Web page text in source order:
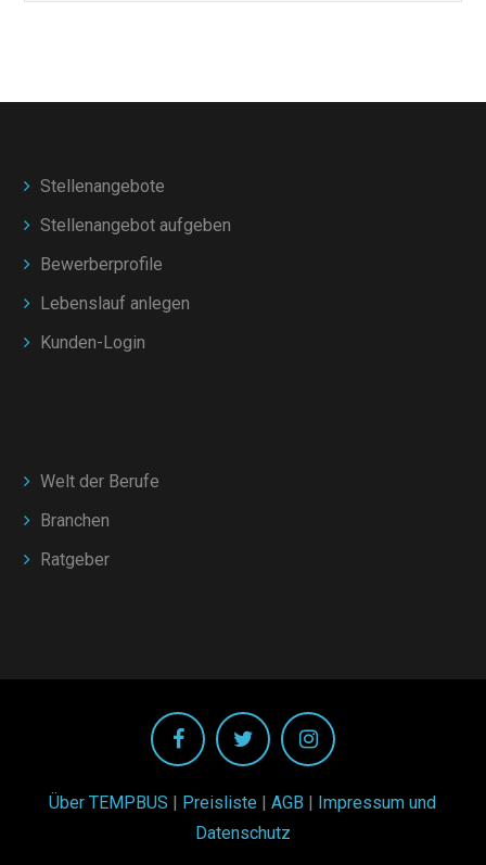
Stellenangebote
Stellenangebot aufgeben
Bewerberprofile
Lebenslauf anlegen
Kunden-Login
Welt der Berufe
Branchen
Ratgeber
Über TEMPBUS | Preisliste |AGB | Impressum und
Datenschutz